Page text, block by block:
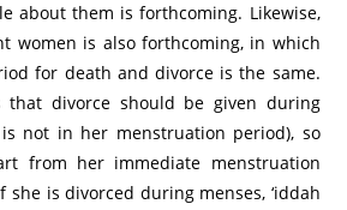
about them is forthcoming. Likewise,
women is also forthcoming, in which
for death and divorce is the same.
that divorce should be given during
not in her menstruation period), so
from her immediate menstruation
she is divorced during menses, ‘iddah